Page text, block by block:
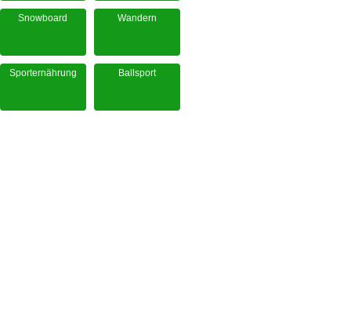
Snowboard Wandern
Sporternährung Ballsport